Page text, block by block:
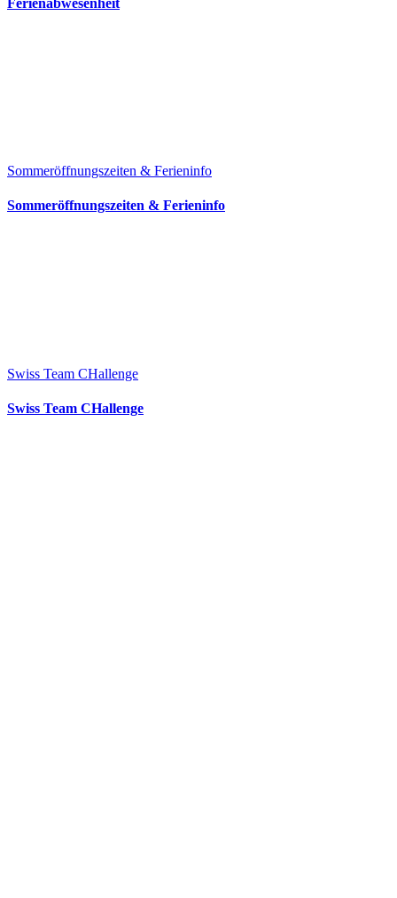
Sommeröffnungszeiten & Ferieninfo
Sommeröffnungszeiten & Ferieninfo
Swiss Team CHallenge
Swiss Team CHallenge